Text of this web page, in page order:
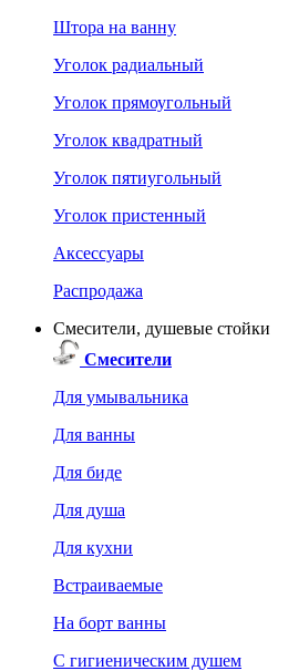
Штора на ванну
Уголок радиальный
Уголок прямоугольный
Уголок квадратный
Уголок пятиугольный
Уголок пристенный
Аксессуары
Распродажа
Смесители, душевые стойки
Смесители
Для умывальника
Для ванны
Для биде
Для душа
Для кухни
Встраиваемые
На борт ванны
C гигиеническим душем